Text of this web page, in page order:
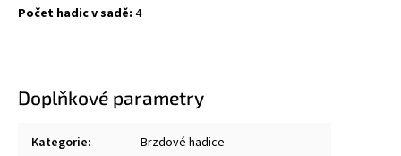
Počet hadic v sadě: 4
Doplňkové parametry
Kategorie: Brzdové hadice